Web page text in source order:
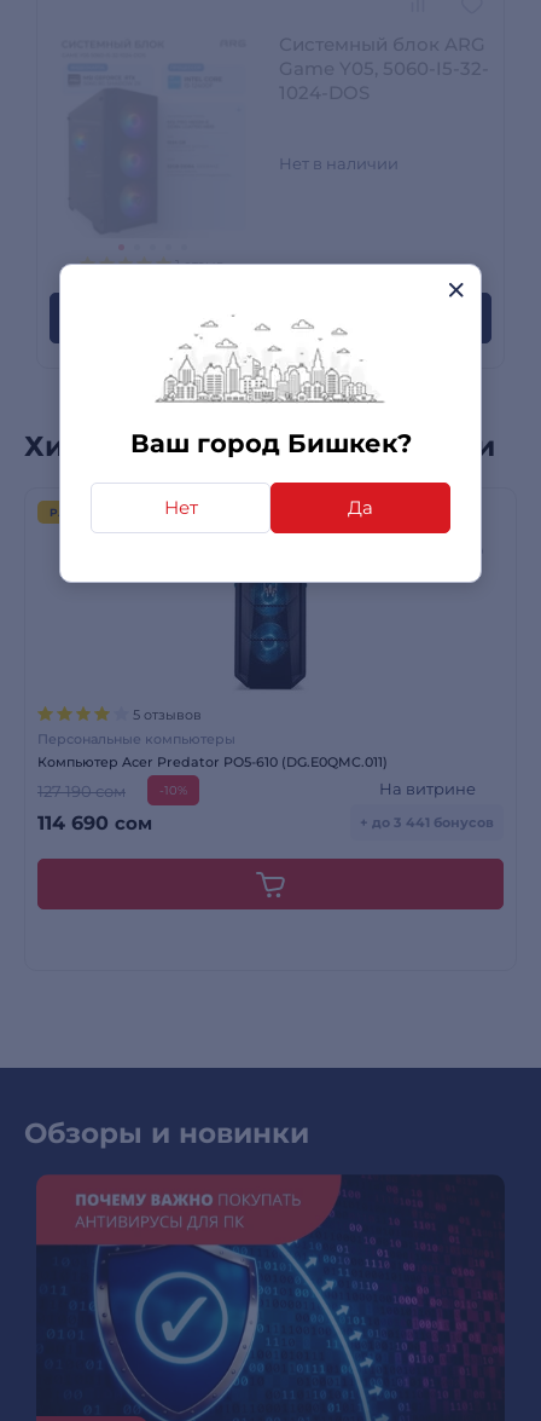
Ваш город Бишкек?
Нет Да
1 отзыв
Нет в наличии
Сообщите когда появится
Хиты продаж в этой категории
РАСПРОДАЖА
5 отзывов
Персональные компьютеры
Компьютер Acer Predator PO5-610 (DG.E0QMC.011)
127 190 сом -10%
114 690 сом
На витрине
+ до 3 441 бонусов
Обзоры и новинки